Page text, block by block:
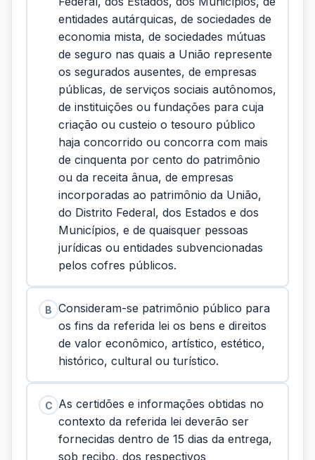
entidades autárquicas, de sociedades de
economia mista, de sociedades mútuas
de seguro nas quais a União represente
os segurados ausentes, de empresas
públicas, de serviços sociais autônomos,
de instituições ou fundações para cuja
criação ou custeio o tesouro público
haja concorrido ou concorra com mais
de cinquenta por cento do patrimônio
ou da receita ânua, de empresas
incorporadas ao patrimônio da União,
do Distrito Federal, dos Estados e dos
Municípios, e de quaisquer pessoas
jurídicas ou entidades subvencionadas
pelos cofres públicos.
B Consideram-se patrimônio público para
os fins da referida lei os bens e direitos
de valor econômico, artístico, estético,
histórico, cultural ou turístico.
C As certidões e informações obtidas no
contexto da referida lei deverão ser
fornecidas dentro de 15 dias da entrega,
sob recibo, dos respectivos